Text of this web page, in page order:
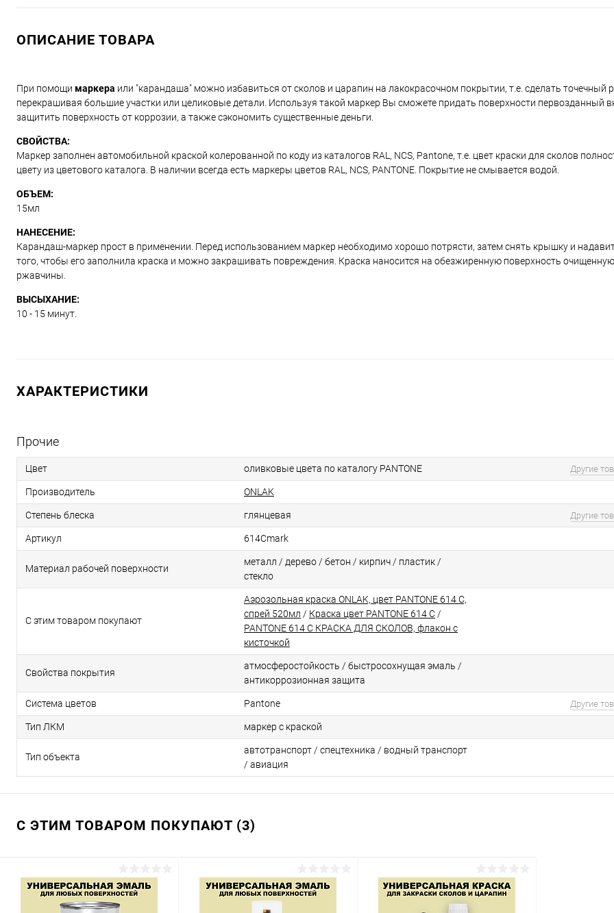
ОПИСАНИЕ ТОВАРА
При помощи маркера или "карандаша" можно избавиться от сколов и царапин на лакокрасочном покрытии, т.е. сделать точечный
перекрашивая большие участки или целиковые детали. Используя такой маркер Вы сможете придать поверхности первозданный
защитить поверхность от коррозии, а также сэкономить существенные деньги.
СВОЙСТВА:
Маркер заполнен автомобильной краской колерованной по коду из каталогов RAL, NCS, Pantone, т.е. цвет краски для сколов
цвету из цветового каталога. В наличии всегда есть маркеры цветов RAL, NCS, PANTONE. Покрытие не смывается водой.
ОБЪЕМ:
15мл
НАНЕСЕНИЕ:
Карандаш-маркер прост в применении. Перед использованием маркер необходимо хорошо потрясти, затем снять крышку и
того, чтобы его заполнила краска и можно закрашивать повреждения. Краска наносится на обезжиренную поверхность
ржавчины.
ВЫСЫХАНИЕ:
10 - 15 минут.
ХАРАКТЕРИСТИКИ
Прочие
Цвет оливковые цвета по каталогу PANTONE Другие
Производитель ONLAK
Степень блеска глянцевая Другие
Артикул 614Cmark
Материал рабочей поверхности
металл / дерево / бетон / кирпич / пластик /
стекло
С этим товаром покупают
Аэрозольная краска ONLAK, цвет PANTONE 614 C,
спрей 520мл / Краска цвет PANTONE 614 C /
PANTONE 614 C КРАСКА ДЛЯ СКОЛОВ, флакон с
кисточкой
Свойства покрытия
атмосферостойкоcть / быстросохнущая эмаль /
антикоррозионная защита
Система цветов Pantone Другие
Тип ЛКМ маркер с краской
Тип объекта
автотранспорт / спецтехника / водный транспорт
/ авиация
С ЭТИМ ТОВАРОМ ПОКУПАЮТ (3)